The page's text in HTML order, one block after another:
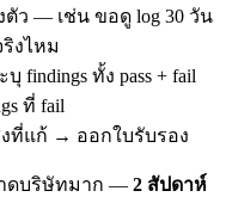
ตัว — เช่น ขอดู log 30 วัน
งไหม
findings ทั้ง pass + fail
ที่ fail
ที่แก้ → ออกใบรับรอง
าดบริษัทมาก — 2 สัปดาห์